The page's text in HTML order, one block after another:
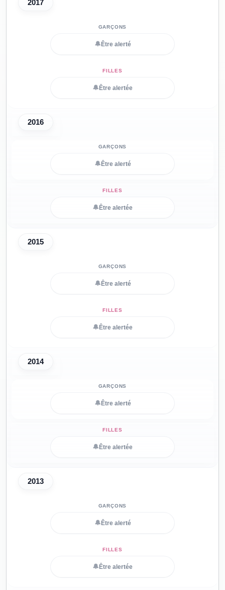
2017
🔔 Être alerté
🔔 Être alertée
2016
🔔 Être alerté
🔔 Être alertée
2015
🔔 Être alerté
🔔 Être alertée
2014
🔔 Être alerté
🔔 Être alertée
2013
🔔 Être alerté
🔔 Être alertée